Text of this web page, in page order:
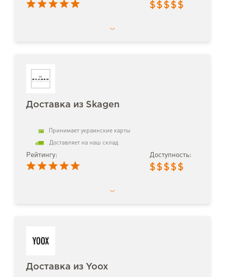
$ $ $ $ $
Доставка из Skagen
Принимает украинские карты
Доставляет на наш склад
Рейтингу: Доступность:
$ $ $ $ $
Доставка из Yoox